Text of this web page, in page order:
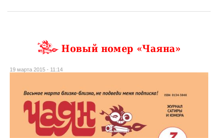
Новый номер «Чаяна»
19 марта 2015 - 11:14